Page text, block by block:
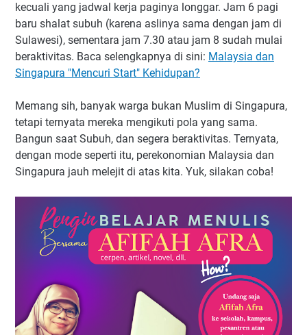
kecuali yang jadwal kerja paginya longgar. Jam 6 pagi
baru shalat subuh (karena aslinya sama dengan jam di
Sulawesi), sementara jam 7.30 atau jam 8 sudah mulai
beraktivitas. Baca selengkapnya di sini: Malaysia dan
Singapura "Mencuri Start" Kehidupan?
Memang sih, banyak warga bukan Muslim di Singapura,
tetapi ternyata mereka mengikuti pola yang sama.
Bangun saat Subuh, dan segera beraktivitas. Ternyata,
dengan mode seperti itu, perekonomian Malaysia dan
Singapura jauh melejit di atas kita. Yuk, silakan coba!